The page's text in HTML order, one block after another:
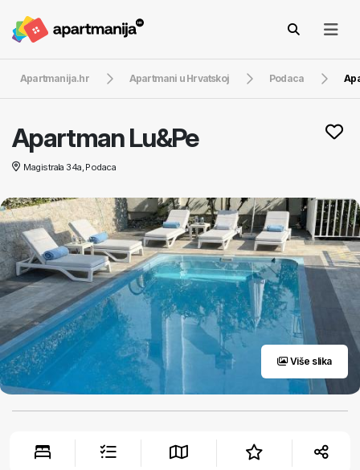
Apartmanija.hr Apartmani u Hrvatskoj Podaca
Apartman Lu&Pe
Magistrala 34a, Podaca
Više slika